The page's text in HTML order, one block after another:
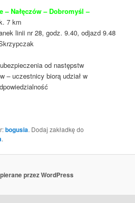
– Nałęczów – Dobromyśl –
7 km
linii nr 28, godz. 9.40, odjazd 9.48
od następstw
– uczestnicy biorą udział w
bogusia. Dodaj zakładkę do
.
przez WordPress